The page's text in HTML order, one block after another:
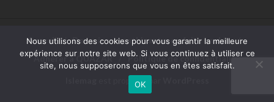
Accueil
Devenir sympathisant·e ou faire un don
Adhérer à QUAZAR
Politique de confidentialité
est propulsé par
Nous utilisons des cookies pour vous garantir la meilleure
expérience sur notre site web. Si vous continuez à utiliser ce
site, nous supposerons que vous en êtes satisfait.
OK